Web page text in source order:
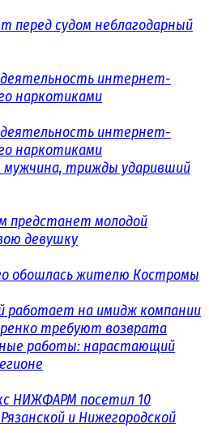
перед судом неблагодарный
интернет-
наркотиками
интернет-
наркотиками
трижды ударивший
предстанет молодой
девушку
обошлась жителю Костромы
работает на имидж компании
требуют возврата
работы: нарастающий
НИЖФАРМ посетил 10
и Нижегородской